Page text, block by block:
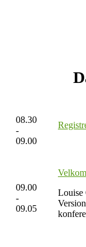
08.30
-
09.00
09.00
-
09.05
Louise